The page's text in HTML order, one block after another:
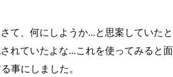
、何にしようか...と思案していた
れていたよな...これを使ってみると
事にしました。